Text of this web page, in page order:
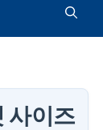
사이즈